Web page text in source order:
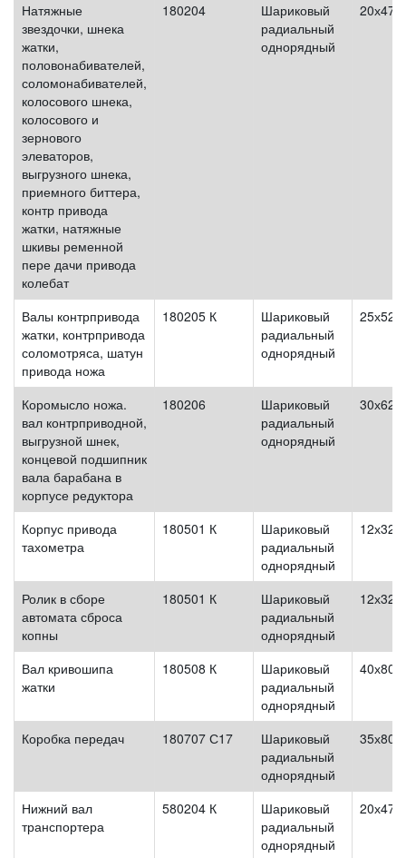
Натяжные
звездочки, шнека
жатки,
половонабивателей,
соломонабивателей,
колосового шнека,
колосового и
зернового
элеваторов,
выгрузного шнека,
приемного биттера,
контр привода
жатки, натяжные
шкивы ременной
пере дачи привода
колебат
180204
Шариковый
радиальный
однорядный
Валы контрпривода
жатки, контрпривода
соломотряса, шатун
привода ножа
180205 К
Шариковый
радиальный
однорядный
Коромысло ножа.
вал контрприводной,
выгрузной шнек,
концевой подшипник
вала барабана в
корпусе редуктора
180206
Шариковый
радиальный
однорядный
Корпус привода
тахометра
180501 К
Шариковый
радиальный
однорядный
Ролик в сборе
автомата сброса
копны
180501 К
Шариковый
радиальный
однорядный
Вал кривошипа
жатки
180508 К
Шариковый
радиальный
однорядный
Коробка передач 180707 С17
Шариковый
радиальный
однорядный
Нижний вал
транспортера
580204 К
Шариковый
радиальный
однорядный